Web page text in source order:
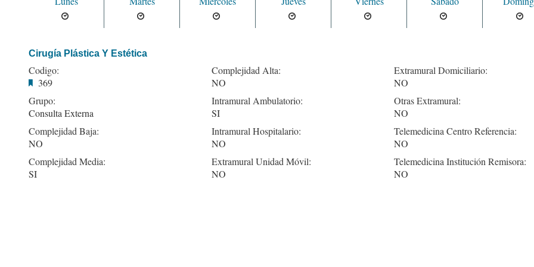
Cirugía Plástica Y Estética
Codigo:
369
Grupo:
Consulta Externa
Complejidad Baja:
NO
Complejidad Media:
SI
Complejidad Alta:
NO
Intramural Ambulatorio:
SI
Intramural Hospitalario:
NO
Extramural Unidad Móvil:
NO
Extramural Domiciliario:
NO
Otras Extramural:
NO
Telemedicina Centro Referencia:
NO
Telemedicina Institución Remisora:
NO